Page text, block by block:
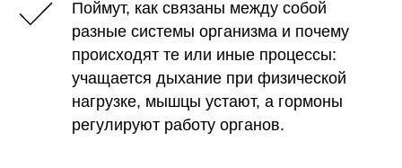
Поймут, как связаны между собой
разные системы организма и почему
происходят те или иные процессы:
учащается дыхание при физической
нагрузке, мышцы устают, а гормоны
регулируют работу органов.